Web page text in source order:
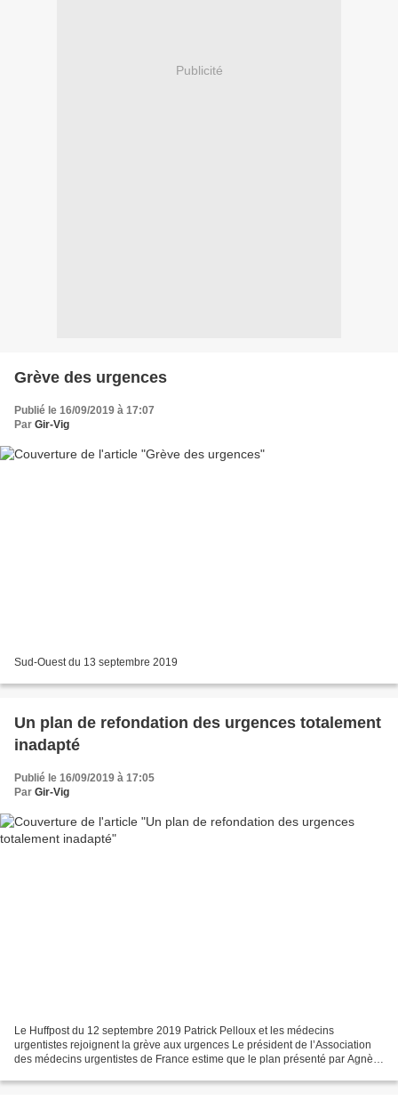
Publicité
Grève des urgences
Publié le 16/09/2019 à 17:07
Par Gir-Vig
Sud-Ouest du 13 septembre 2019
Un plan de refondation des urgences totalement
inadapté
Publié le 16/09/2019 à 17:05
Par Gir-Vig
Le Huffpost du 12 septembre 2019 Patrick Pelloux et les médecins
urgentistes rejoignent la grève aux urgences Le président de l’Association
des médecins urgentistes de France estime que le plan présenté par Agnès